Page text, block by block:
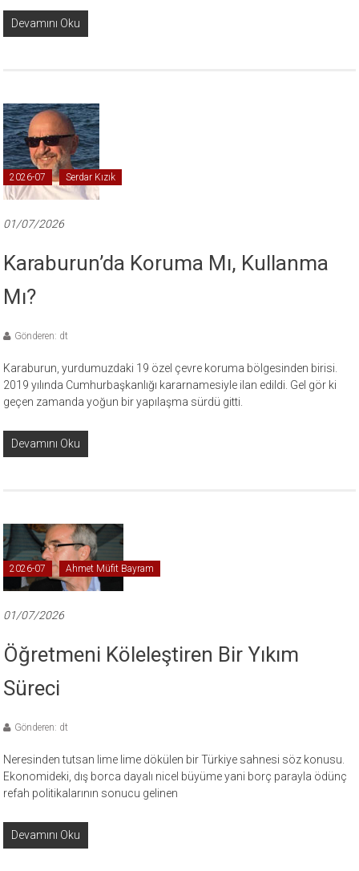
Devamını Oku
2026-07 Serdar Kızık
01/07/2026
Karaburun’da Koruma Mı, Kullanma
Mı?
Gönderen: dt
Karaburun, yurdumuzdaki 19 özel çevre koruma bölgesinden birisi.
2019 yılında Cumhurbaşkanlığı kararnamesiyle ilan edildi. Gel gör ki
geçen zamanda yoğun bir yapılaşma sürdü gitti.
Devamını Oku
2026-07 Ahmet Müfit Bayram
01/07/2026
Öğretmeni Köleleştiren Bir Yıkım
Süreci
Gönderen: dt
Neresinden tutsan lime lime dökülen bir Türkiye sahnesi söz konusu.
Ekonomideki, dış borca dayalı nicel büyüme yani borç parayla ödünç
refah politikalarının sonucu gelinen
Devamını Oku